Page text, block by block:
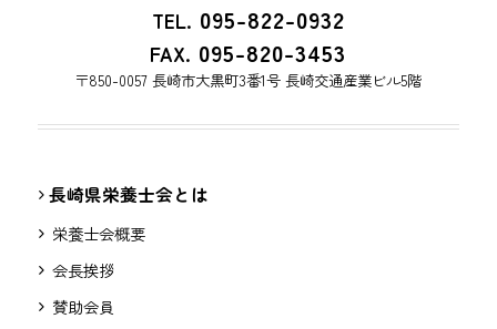
TEL. 095-822-0932
FAX. 095-820-3453
〒850-0057 長崎市大黒町3番1号 長崎交通産業ビル5階
長崎県栄養士会とは
栄養士会概要
会長挨拶
賛助会員